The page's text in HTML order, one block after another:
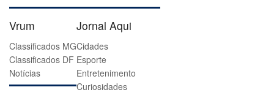
Vrum
Classificados MG
Classificados DF
Notícias
Jornal Aqui
Cidades
Esporte
Entretenimento
Curiosidades